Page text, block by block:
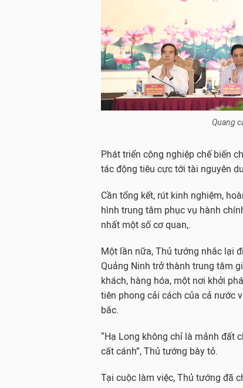
Quang
Phát triển công nghiệp chế biến
tác động tiêu cực tới tài nguyên
Cần tổng kết, rút kinh nghiệm,
hình trung tâm phục vụ hành
nhất một số cơ quan,.
Một lần nữa, Thủ tướng nhắc lại
Quảng Ninh trở thành trung tâm
khách, hàng hóa, một nơi khởi
tiên phong cải cách của cả nước
bắc.
“Hạ Long không chỉ là mảnh đất
cất cánh”, Thủ tướng bày tỏ.
Tại cuộc làm việc, Thủ tướng đã